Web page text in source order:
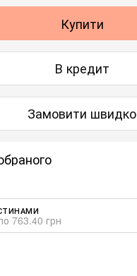
Купити
В кредит
Замовити швидко
763.40 грн